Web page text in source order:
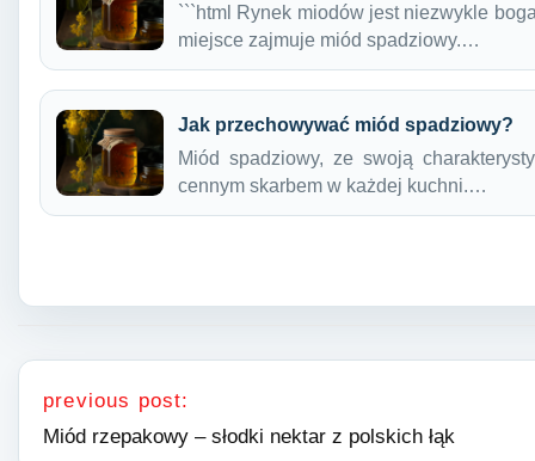
```html Rynek miodów jest niezwykle
miejsce zajmuje miód spadziowy.…
Jak przechowywać miód spadziowy?
Miód spadziowy, ze swoją
cennym skarbem w każdej kuchni.…
Nawigacja wpisu
previous post:
Miód rzepakowy – słodki nektar z polskich łąk